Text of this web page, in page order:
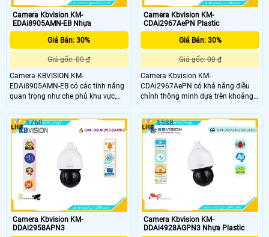
Camera Kbvision KM-
EDAi8905AMN-EB Nhựa
Giá Bán: 30%
Giá gốc: 00 ₫
Camera KBVISION KM-
EDAi8905AMN-EB có các tính năng
quan trọng như che phủ khu vực,
dãy động rộng, khả năng quan sát
ban đêm và khả năng lưu trữ lớn,
giúp cung cấp quan sát và ghi lại
chất lượng cao trong nhiều điều kiện
khác nhau. Camera hỗ trợ khả năng
quan sát ban đêm với khoảng cách
hồng ngoại lên đến 60m.
Camera Kbvision KM-
CDAi2967AePN Plastic
Giá Bán: 30%
Giá gốc: 00 ₫
Camera Kbvision KM-
CDAi2967AePN có khả năng điều
chỉnh thông minh dựa trên khoảng
cách vật thể. Điều này cho phép
camera tự động điều chỉnh tiêu
điểm và nét chính xác khi vật thể di
chuyển xa hoặc gần. Khả năng thu
phóng ống kính zoom 16X giúp
quan sát chi tiết ở các khoảng cách
Camera Kbvision KM-
DDAi2958APN3
1760
Camera Kbvision KM-
DDAi4928AGPN3 Nhựa Plastic
1538